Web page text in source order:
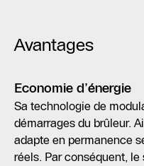
Avantages
Economie d’énergie
Sa technologie de
démarrages du brûleur.
adapte en permanence
réels. Par conséquent,